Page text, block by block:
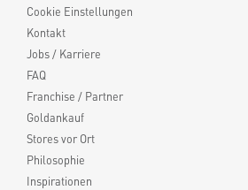
Cookie Einstellungen
Kontakt
Jobs / Karriere
FAQ
Franchise / Partner
Goldankauf
Stores vor Ort
Philosophie
Inspirationen